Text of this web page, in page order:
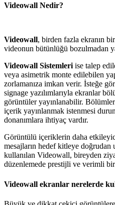
Videowall Nedir?
Videowall, birden fazla ekranın
videonun bütünlüğü bozulmadan
Videowall Sistemleri ise talep
veya asimetrik monte edilebilen
zorlamanıza imkan verir. İsteğe
signage yazılımlarıyla ekranlar
görüntüler yayınlanabilir.
içerik yayınlanmak istenmesi
donanımlara ihtiyaç vardır.
Görüntülü içeriklerin daha
mesajların hedef kitleye doğrudan
kullanılan Videowall, bireyden
düzenlemede prestijli ve verimli bir
Videowall ekranlar nerelerde